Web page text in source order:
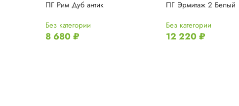
ПГ Рим Дуб антик
Без категории
8 680₽
ПГ Эрмитаж 2 Белый
Без категории
12 220₽